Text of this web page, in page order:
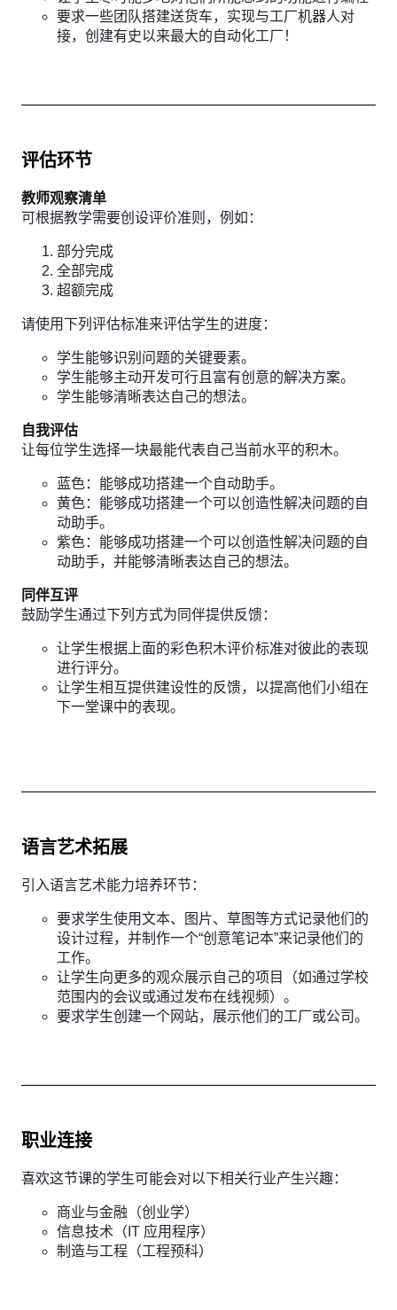
要求一些团队搭建送货车，实现与工厂机器人对
接，创建有史以来最大的自动化工厂！
评估环节
教师观察清单
可根据教学需要创设评价准则，例如：
部分完成
全部完成
超额完成
请使用下列评估标准来评估学生的进度：
学生能够识别问题的关键要素。
学生能够主动开发可行且富有创意的解决方案。
学生能够清晰表达自己的想法。
自我评估
让每位学生选择一块最能代表自己当前水平的积木。
蓝色：能够成功搭建一个自动助手。
黄色：能够成功搭建一个可以创造性解决问题的自
动助手。
紫色：能够成功搭建一个可以创造性解决问题的自
动助手，并能够清晰表达自己的想法。
同伴互评
鼓励学生通过下列方式为同伴提供反馈：
让学生根据上面的彩色积木评价标准对彼此的表现
进行评分。
让学生相互提供建设性的反馈，以提高他们小组在
下一堂课中的表现。
语言艺术拓展
引入语言艺术能力培养环节：
要求学生使用文本、图片、草图等方式记录他们的
设计过程，并制作一个“创意笔记本”来记录他们的
工作。
让学生向更多的观众展示自己的项目（如通过学校
范围内的会议或通过发布在线视频）。
要求学生创建一个网站，展示他们的工厂或公司。
职业连接
喜欢这节课的学生可能会对以下相关行业产生兴趣：
商业与金融（创业学）
信息技术（IT 应用程序）
制造与工程（工程预科）